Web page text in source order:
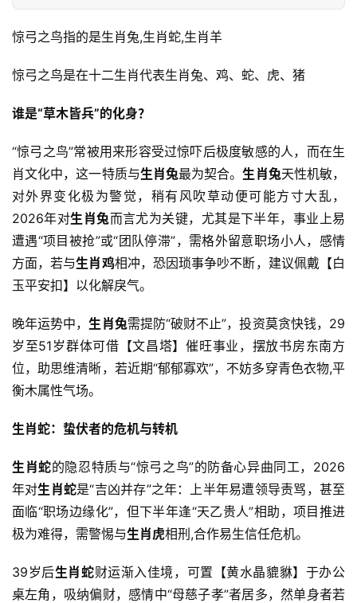
惊弓之鸟指的是生肖兔,生肖蛇,生肖羊
惊弓之鸟是在十二生肖代表生肖兔、鸡、蛇、虎、猪
谁是“草木皆兵”的化身？
“惊弓之鸟”常被用来形容受过惊吓后极度敏感的人，而在生
肖文化中，这一特质与生肖兔最为契合。生肖兔天性机敏，
对外界变化极为警觉，稍有风吹草动便可能方寸大乱，
2026年对生肖兔而言尤为关键，尤其是下半年，事业上易
遭遇“项目被抢”或“团队停滞”，需格外留意职场小人，感情
方面，若与生肖鸡相冲，恐因琐事争吵不断，建议佩戴【白
玉平安扣】以化解戾气。
晚年运势中，生肖兔需提防“破财不止”，投资莫贪快钱，29
岁至51岁群体可借【文昌塔】催旺事业，摆放书房东南方
位，助思维清晰，若近期“郁郁寡欢”，不妨多穿青色衣物,平
衡木属性气场。
生肖蛇：蛰伏者的危机与转机
生肖蛇的隐忍特质与“惊弓之鸟”的防备心异曲同工，2026
年对生肖蛇是“吉凶并存”之年：上半年易遭领导责骂，甚至
面临“职场边缘化”，但下半年逢“天乙贵人”相助，项目推进
极为难得，需警惕与生肖虎相刑,合作易生信任危机。
39岁后生肖蛇财运渐入佳境，可置【黄水晶貔貅】于办公
桌左角，吸纳偏财，感情中“母慈子孝”者居多，然单身者若